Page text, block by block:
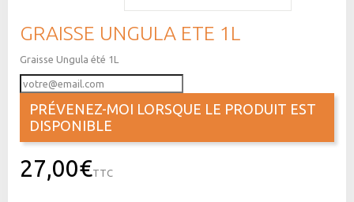
GRAISSE UNGULA ETE 1L
Graisse Ungula été 1L
PRÉVENEZ-MOI LORSQUE LE PRODUIT EST
DISPONIBLE
27,00€TTC